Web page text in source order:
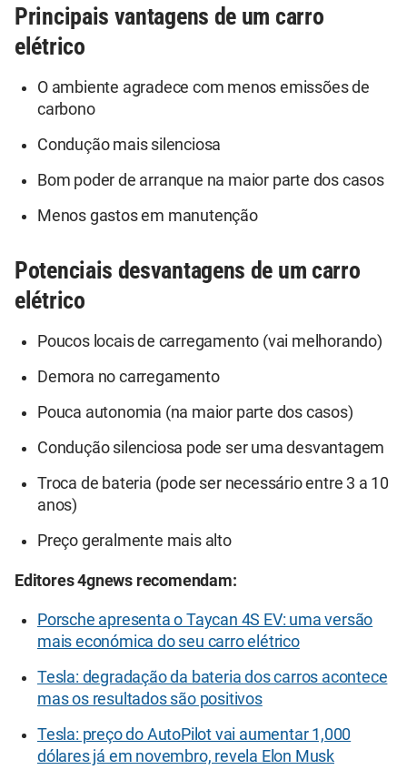
Principais vantagens de um carro
elétrico
O ambiente agradece com menos emissões de
carbono
Condução mais silenciosa
Bom poder de arranque na maior parte dos casos
Menos gastos em manutenção
Potenciais desvantagens de um carro
elétrico
Poucos locais de carregamento (vai melhorando)
Demora no carregamento
Pouca autonomia (na maior parte dos casos)
Condução silenciosa pode ser uma desvantagem
Troca de bateria (pode ser necessário entre 3 a 10
anos)
Preço geralmente mais alto
Editores 4gnews recomendam:
Porsche apresenta o Taycan 4S EV: uma versão
mais económica do seu carro elétrico
Tesla: degradação da bateria dos carros acontece
mas os resultados são positivos
Tesla: preço do AutoPilot vai aumentar 1,000
dólares já em novembro, revela Elon Musk